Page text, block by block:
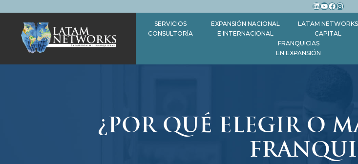
contenido
LinkedIn
YouTube
SERVICIOS
CONSULTORÍA
EXPANSIÓN NACIONAL
E INTERNACIONAL
LATAM NETWORKS
CAPITAL
FRANQUICIAS
EN EXPANSIÓN
¿POR QUÉ ELEGIR O